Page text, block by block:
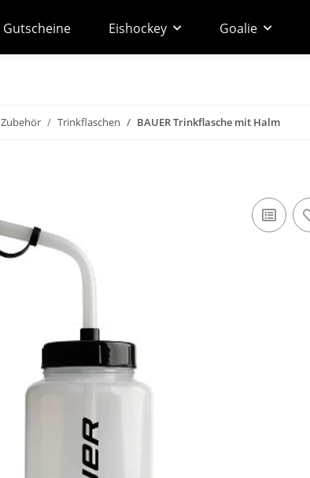
Gutscheine Eishockey Goalie
Zubehör Trinkflaschen BAUER Trinkflasche mit Halm